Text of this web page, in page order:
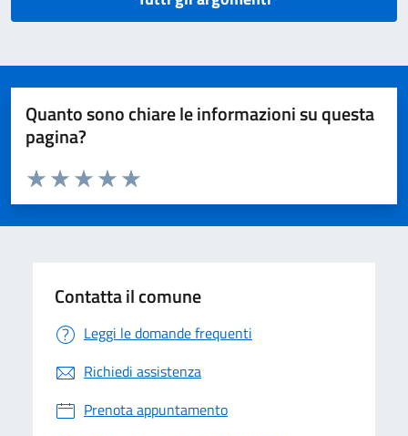
Quanto sono chiare le informazioni su questa
pagina?
Valuta da 1 a 5 stelle la pagina
Valuta 5 stelle su 5
Valuta 4 stelle su 5
Valuta 3 stelle su 5
Valuta 2 stelle su 5
Valuta 1 stelle su 5
Contatta il comune
Leggi le domande frequenti
Richiedi assistenza
Prenota appuntamento